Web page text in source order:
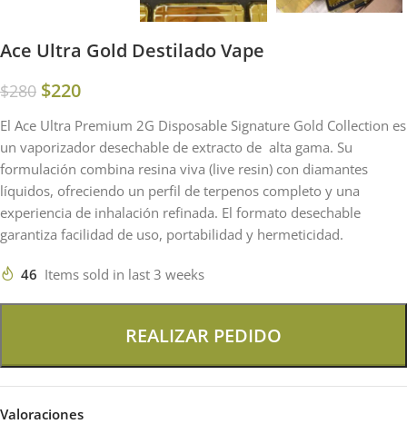
Ace Ultra Gold Destilado Vape
$280 $220
El Ace Ultra Premium 2G Disposable Signature Gold Collection es
un vaporizador desechable de extracto de alta gama. Su
formulación combina resina viva (live resin) con diamantes
líquidos, ofreciendo un perfil de terpenos completo y una
experiencia de inhalación refinada. El formato desechable
garantiza facilidad de uso, portabilidad y hermeticidad.
46 Items sold in last 3 weeks
REALIZAR PEDIDO
Valoraciones